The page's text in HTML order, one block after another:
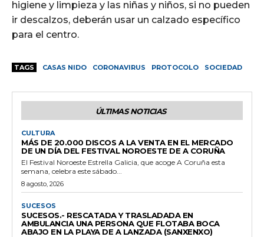
higiene y limpieza y las niñas y niños, si no pueden
ir descalzos, deberán usar un calzado específico
para el centro.
TAGS CASAS NIDO CORONAVIRUS PROTOCOLO SOCIEDAD
ÚLTIMAS NOTICIAS
CULTURA
MÁS DE 20.000 DISCOS A LA VENTA EN EL MERCADO
DE UN DÍA DEL FESTIVAL NOROESTE DE A CORUÑA
El Festival Noroeste Estrella Galicia, que acoge A Coruña esta
semana, celebra este sábado...
8 agosto, 2026
SUCESOS
SUCESOS.- RESCATADA Y TRASLADADA EN
AMBULANCIA UNA PERSONA QUE FLOTABA BOCA
ABAJO EN LA PLAYA DE A LANZADA (SANXENXO)